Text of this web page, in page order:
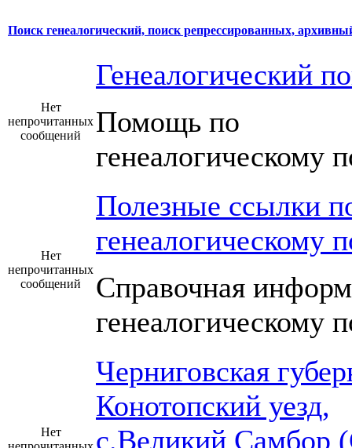
Поиск генеалогический, поиск репрессированных,
Нет
непрочитанных
сообщений
Генеалогический
Помощь по
генеалогическому
Нет
непрочитанных
сообщений
Полезные ссылки
генеалогическому
Справочная
генеалогическому
Нет
Черниговская
Конотопский уезд,
с.Великий Самбор